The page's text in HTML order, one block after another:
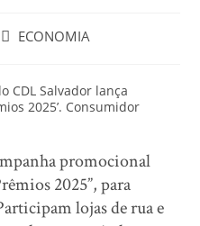
ECONOMIA
promocional
2025”, para
lojas de rua e